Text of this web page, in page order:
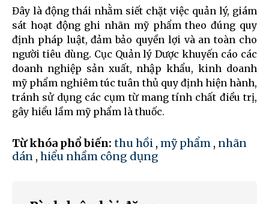
Đây là động thái nhằm siết chặt việc quản lý, giám
sát hoạt động ghi nhãn mỹ phẩm theo đúng quy
định pháp luật, đảm bảo quyền lợi và an toàn cho
người tiêu dùng. Cục Quản lý Dược khuyến cáo các
doanh nghiệp sản xuất, nhập khẩu, kinh doanh
mỹ phẩm nghiêm túc tuân thủ quy định hiện hành,
tránh sử dụng các cụm từ mang tính chất điều trị,
gây hiểu lầm mỹ phẩm là thuốc.
Từ khóa phổ biến: thu hồi , mỹ phẩm , nhãn
dán , hiểu nhầm công dụng